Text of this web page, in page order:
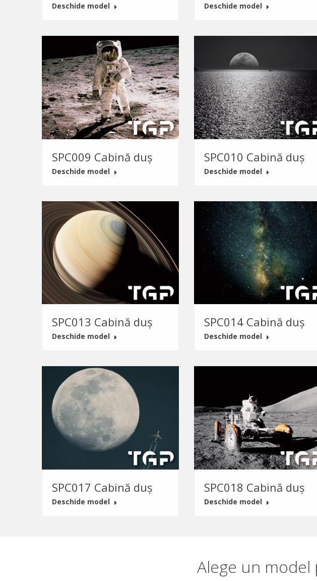
Deschide model Deschide model
SPC009 Cabină duș
Deschide model
SPC010 Cabină duș
Deschide model
SPC013 Cabină duș
Deschide model
SPC014 Cabină duș
Deschide model
SPC017 Cabină duș
Deschide model
SPC018 Cabină duș
Deschide model
Alege un